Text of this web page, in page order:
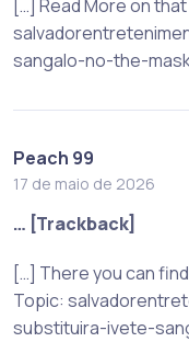
[…] Read More on
sangalo-no-the-
Peach 99
17 de maio de 2026
… [Trackback]
[…] There you can
Topic:
substituira-ivete-